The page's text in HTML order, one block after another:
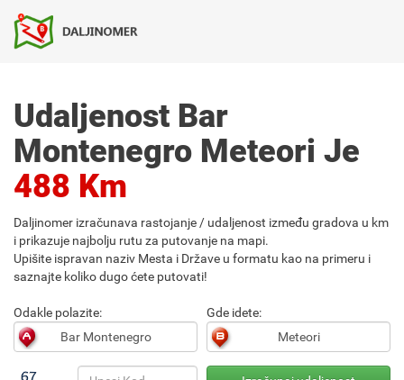
Udaljenost Bar
Montenegro Meteori Je
488 Km
Daljinomer izračunava rastojanje / udaljenost između gradova u km
i prikazuje najbolju rutu za putovanje na mapi.
Upišite ispravan naziv Mesta i Države u formatu kao na primeru i
saznajte koliko dugo ćete putovati!
Odakle polazite: Gde idete: